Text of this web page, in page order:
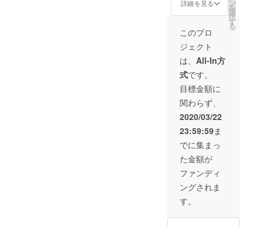
作/2作
品（20
万円相
当）
タル利
用提供
券 3枚
(東北地
方限定)
・
Facebo
okグ
ループ
にご招
待（随
時情報
を発信
しま
す） ・
アー
ティス
トによ
るオー
ダー作
まで
詳細を見る ン
を
選
択
す
る
このプロ
ジェクト
は、 All-In方
式です。
目標金額に
関わらず、
2020/03/22
23:59:59ま
でに集まっ
た金額が
ファンディ
ングされま
す。